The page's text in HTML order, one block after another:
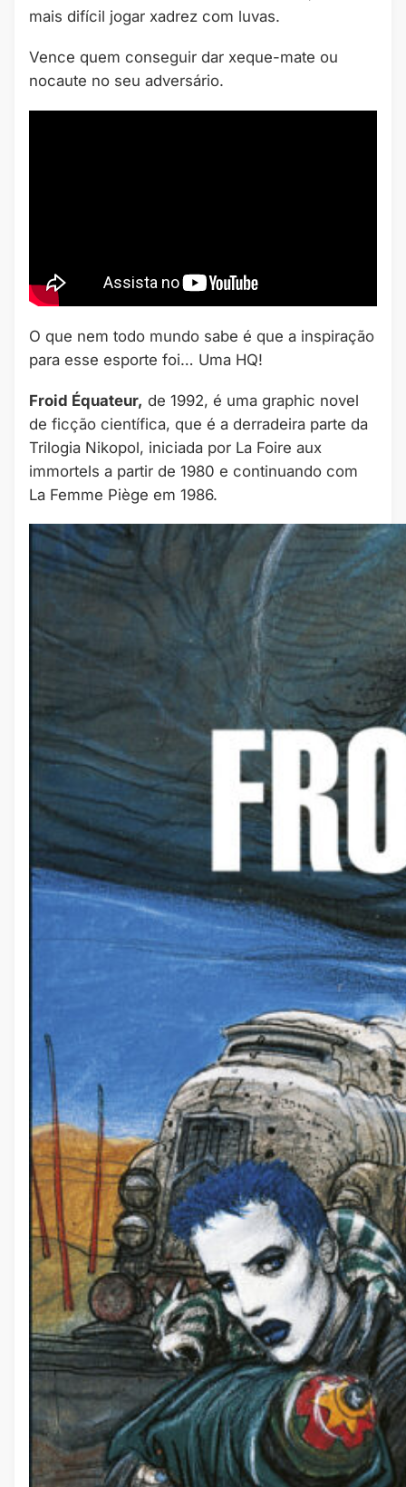
mais difícil jogar xadrez com luvas.
Vence quem conseguir dar xeque-mate ou
nocaute no seu adversário.
O que nem todo mundo sabe é que a inspiração
para esse esporte foi… Uma HQ!
Froid Équateur, de 1992, é uma graphic novel
de ficção científica, que é a derradeira parte da
Trilogia Nikopol, iniciada por La Foire aux
immortels a partir de 1980 e continuando com
La Femme Piège em 1986.